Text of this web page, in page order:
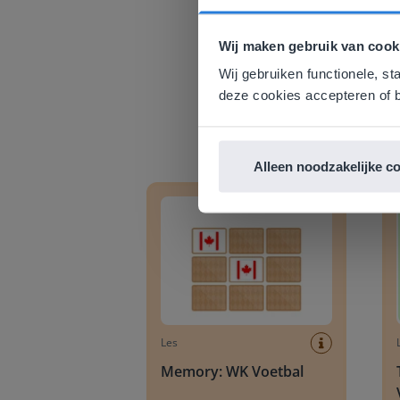
Wij maken gebruik van
Wij gebruiken functionele,
deze cookies accepteren of
Alleen noodzakelijke
Memory: WK Voetbal
Les
Memory: WK Voetbal
Deze
Gezien